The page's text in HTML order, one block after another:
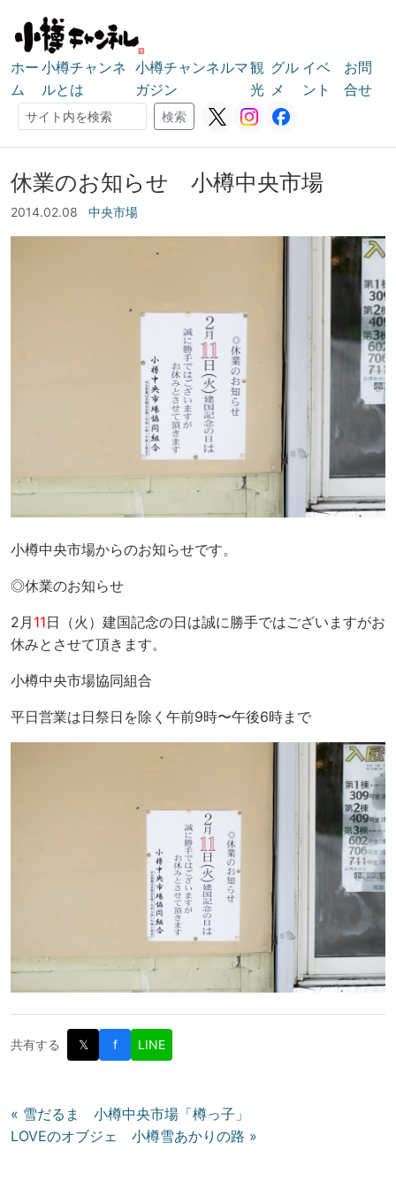
ホー
ム
小樽チャンネ
ルとは
小樽チャンネルマ
ガジン
観
光
グル
メ
イベ
ント
お問
合せ
検索
検索
休業のお知らせ 小樽中央市場
2014.02.08 中央市場
小樽中央市場からのお知らせです。
◎休業のお知らせ
2月 11日（火）建国記念の日は誠に勝手ではございますがお
休みとさせて頂きます。
小樽中央市場協同組合
平日営業は日祭日を除く午前9時〜午後6時まで
共有する 𝕏 f LINE
投
稿
« 雪だるま 小樽中央市場「樽っ子」
LOVEのオブジェ 小樽雪あかりの路 »